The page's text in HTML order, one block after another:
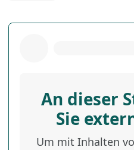
An dieser
Sie
Um mit Inhalten